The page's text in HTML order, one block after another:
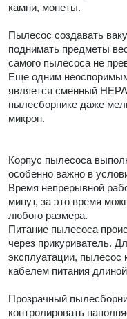
камни, монеты.
Пылесос создавать
поднимать предметы
самого пылесоса не
Еще одним
является сменный
пылесборнике даже
микрон.
Корпус пылесоса
особенно важно в
Время непрерывной
минут, за это время
любого размера.
Питание пылесоса
через прикуриватель.
эксплуатации, пылесос
кабелем питания
Прозрачный
контролировать